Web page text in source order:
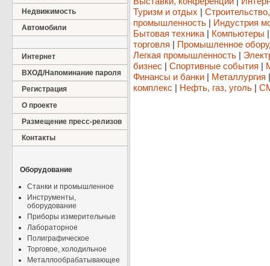
Недвижимость
Автомобили
Интернет
ВХОД/Напоминание пароля
Регистрация
О проекте
Размещение пресс-релизов
Контакты
Оборудование
Станки и промышленное
Инструменты,
оборудование
Приборы измерительные
Лабораторное
Полиграфическое
Торговое, холодильное
Металлообрабатывающее
Туризм и отдых |
промышленность | Индустрия
Бытовая техника | Компьютеры
торговля | Промышленное
Легкая промышленность |
бизнес | Спортивные события |
Финансы и банки | Металлургия
комплекс | Нефть, газ, уголь |